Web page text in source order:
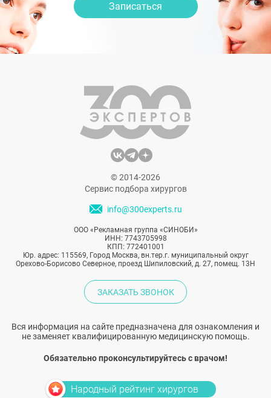
Записаться
© 2014-2026
Сервис подбора хирургов
info@300experts.ru
ООО «Рекламная группа «СИНОБИ»
ИНН: 7743705998
КПП: 772401001
Юр. адрес: 115569, Город Москва, вн.тер.г. муниципальный округ
Орехово-Борисово Северное, проезд Шипиловский, д. 27, помещ. 13Н
ЗАКАЗАТЬ ЗВОНОК
Вся информация на сайте предназначена для ознакомления и
не заменяет квалифицированную медицинскую помощь.
Обязательно проконсультируйтесь с врачом!
Народный рейтинг хирургов